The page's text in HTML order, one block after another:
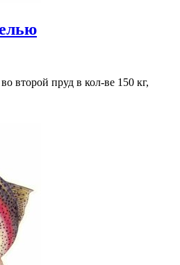
второй пруд в кол-ве 150 кг,